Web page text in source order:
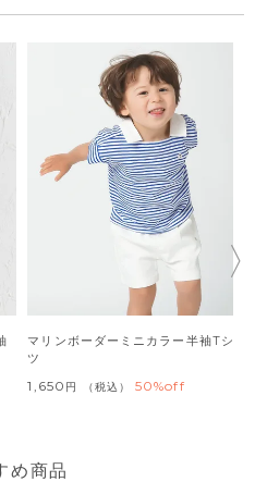
マリンボーダーミニカラー半袖Tシャ
ツ
1,650 税込 50%off
め商品